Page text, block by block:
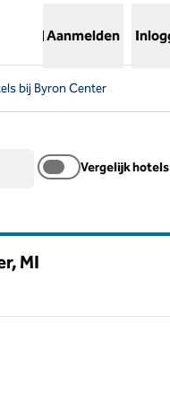
Aanmelden
bij Byron Center
Vergelijk hotels
MI